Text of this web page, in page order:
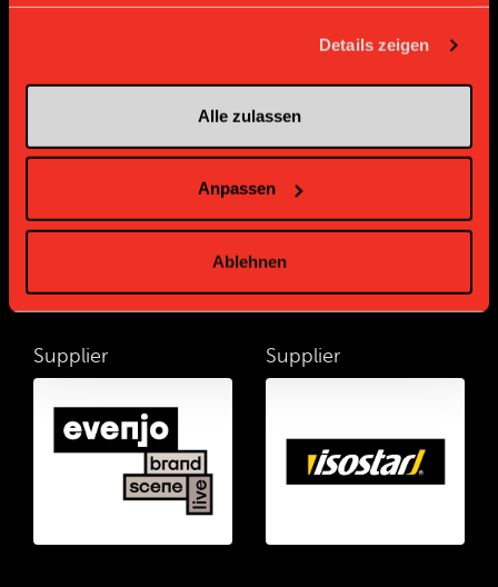
Details zeigen
Alle zulassen
Anpassen
Ablehnen
Supplier
Supplier Supplier